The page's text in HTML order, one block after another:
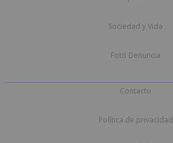
Sociedad y Vida
Foto Denuncia
Contacto
Política de privacidad